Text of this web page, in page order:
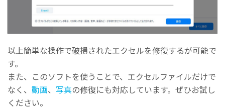
以上簡単な操作で破損されたエクセルを修復するが可能で
す。
また、このソフトを使うことで、エクセルファイルだけで
なく、 動画、 写真の修復にも対応しています。ぜひお試し
ください。